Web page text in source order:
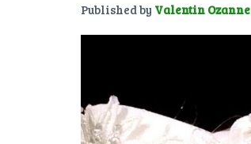
Published by Valentin Ozanne